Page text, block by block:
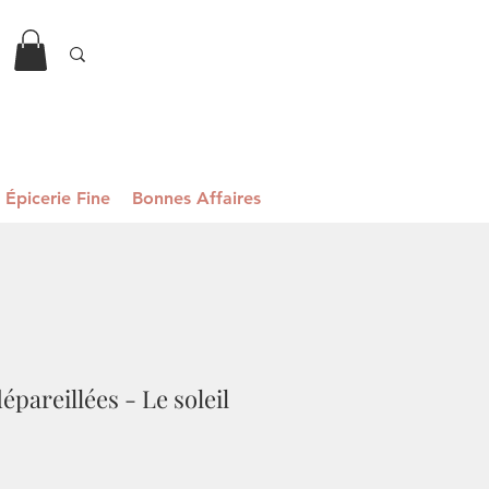
Épicerie Fine Bonnes Affaires
- Le soleil